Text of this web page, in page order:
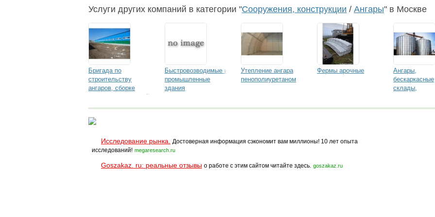
быстровозводимые
Услуги других компаний в категории "Сооружения, конструкции / Ангары" в Москве
Бригада по
строительству
ангаров, сборке
металлоконструкций
Быстровозводимые и
промышленные
здания
Утепление ангара
пенополиуретаном
Фермы арочные
Ангары,
бескаркасные
склады,
Исследование рынка.
Достоверная информация сэкономит вам миллионы! 10 лет опыта
исследований! megaresearch.ru
Goszakaz. ru: реальные отзывы о работе с этим сайтом читайте здесь. goszakaz.ru